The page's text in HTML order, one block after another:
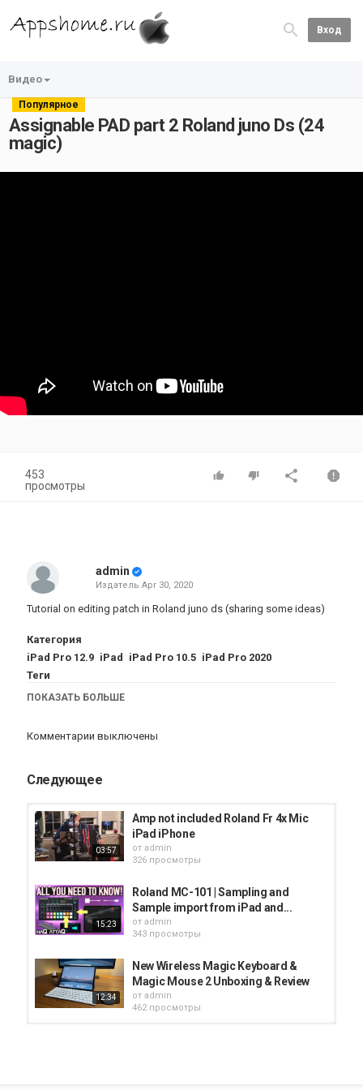
Вход
Видео
Популярное
Assignable PAD part 2 Roland juno Ds (24
magic)
453
просмотры
admin
Издатель Apr 30, 2020
Tutorial on editing patch in Roland juno ds (sharing some ideas)
Категория
iPad Pro 12.9 iPad iPad Pro 10.5 iPad Pro 2020
Теги
ipad ,magic ,keyboard
ПОКАЗАТЬ БОЛЬШЕ
Комментарии выключены
Следующее
03:57
Amp not included Roland Fr 4x Mic
iPad iPhone
от admin
326 просмотры
15:23
Roland MC-101 | Sampling and
Sample import from iPad and...
от admin
343 просмотры
12:34
New Wireless Magic Keyboard &
Magic Mouse 2 Unboxing & Review
от admin
462 просмотры